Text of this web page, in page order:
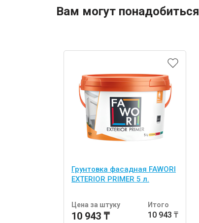
Вам могут понадобиться
Грунтовка фасадная FAWORI
EXTERIOR PRIMER 5 л.
Цена за штуку
10 943 ₸
Итого
10 943 ₸